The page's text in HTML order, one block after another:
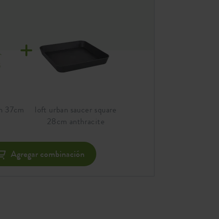
37cm
loft urban saucer square
28cm anthracite
Agregar combinación